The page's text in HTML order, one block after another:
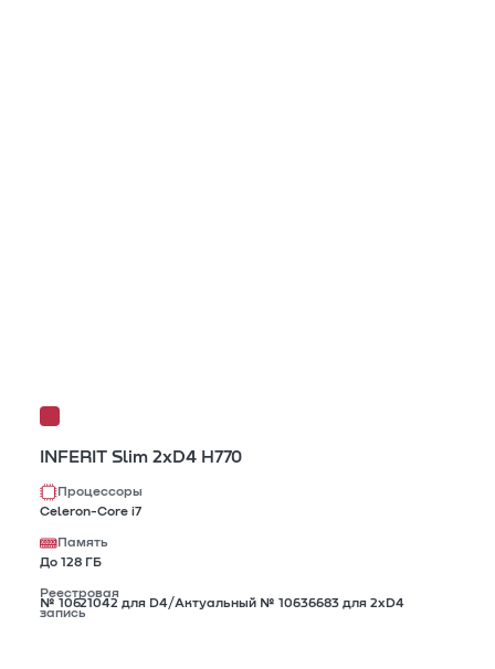
INFERIT Slim 2xD4 H770
Процессоры
Celeron-Core i7
Память
До 128 ГБ
Реестровая
запись
№ 10621042 для D4/Актуальный № 10636683 для 2xD4